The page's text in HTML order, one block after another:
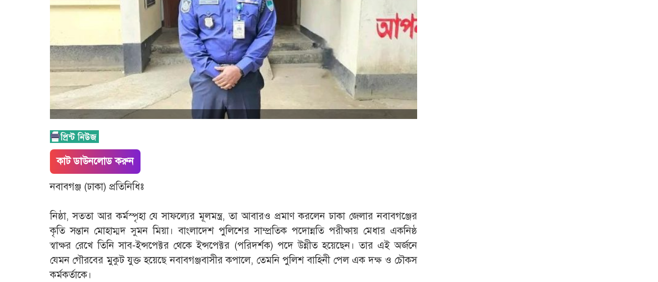
কাট ডাউনলোড করুন
নবাবগঞ্জ (ঢাকা) প্রতিনিধিঃ
‎​নিষ্ঠা, সততা আর কর্মস্পৃহা যে সাফল্যের মূলমন্ত্র, তা আবারও প্রমাণ করলেন ঢাকা জেলার নবাবগঞ্জের
কৃতি সন্তান মোহাম্মদ সুমন মিয়া। বাংলাদেশ পুলিশের সাম্প্রতিক পদোন্নতি পরীক্ষায় মেধার একনিষ্ঠ
স্বাক্ষর রেখে তিনি সাব-ইন্সপেক্টর থেকে ইন্সপেক্টর (পরিদর্শক) পদে উন্নীত হয়েছেন। তার এই অর্জনে
যেমন গৌরবের মুকুট যুক্ত হয়েছে নবাবগঞ্জবাসীর কপালে, তেমনি পুলিশ বাহিনী পেল এক দক্ষ ও চৌকস
কর্মকর্তাকে।